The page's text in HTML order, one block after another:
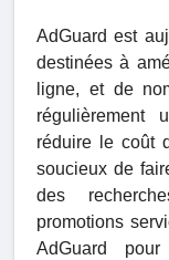
AdGuard est
destinées à
ligne, et de
régulièrement
réduire le coût
soucieux de
des
promotions
AdGuard